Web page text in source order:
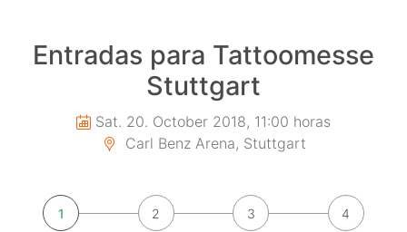
Entradas para Tattoomesse
Stuttgart
Sat. 20. October 2018, 11:00 horas
Carl Benz Arena, Stuttgart
1
2
3
4